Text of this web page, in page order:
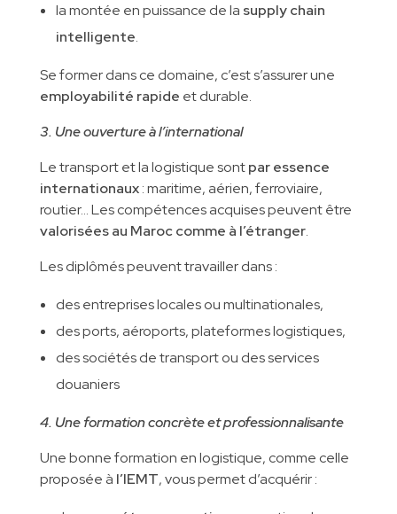
la montée en puissance de la supply chain
intelligente.
Se former dans ce domaine, c’est s’assurer une
employabilité rapide et durable.
3. Une ouverture à l’international
Le transport et la logistique sontpar essence
internationaux: maritime, aérien, ferroviaire,
routier… Les compétences acquises peuvent être
valorisées au Maroc comme à l’étranger.
Les diplômés peuvent travailler dans :
des entreprises locales ou multinationales,
des ports, aéroports, plateformes logistiques,
des sociétés de transport ou des services
douaniers
4. Une formation concrète et professionnalisante
Une bonne formation en logistique, comme celle
proposée à l’IEMT, vous permet d’acquérir :